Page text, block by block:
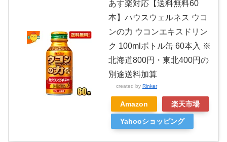
あす楽対応【送料無料60
本】ハウスウェルネス ウコ
ンの力 ウコンエキスドリン
ク 100mlボトル缶 60本入 ※
北海道800円・東北400円の
別途送料加算
created by Rinker
Amazon 楽天市場
Yahooショッピング